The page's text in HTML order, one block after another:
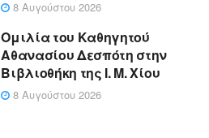
8 Αυγούστου 2026
Ομιλία του Καθηγητού
Αθανασίου Δεσπότη στην
Βιβλιοθήκη της Ι. Μ. Χίου
8 Αυγούστου 2026